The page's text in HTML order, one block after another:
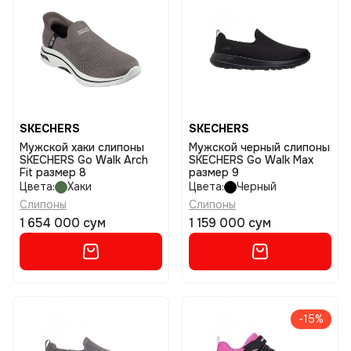
SKECHERS
Мужской хаки слипоны
SKECHERS Go Walk Arch
Fit размер 8
Цвета:
Хаки
Слипоны
1 654 000 сум
SKECHERS
Мужской черный слипоны
SKECHERS Go Walk Max
размер 9
Цвета:
Черный
Слипоны
1 159 000 сум
-15%